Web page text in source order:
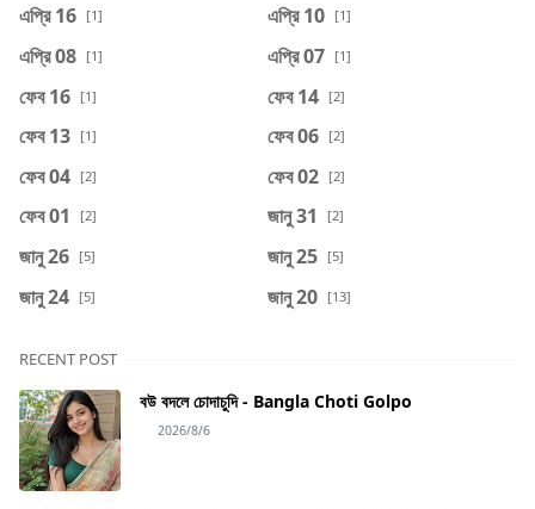
এপ্রি 16 [1] এপ্রি 10 [1]
এপ্রি 08 [1] এপ্রি 07 [1]
ফেব 16 [1] ফেব 14 [2]
ফেব 13 [1] ফেব 06 [2]
ফেব 04 [2] ফেব 02 [2]
ফেব 01 [2] জানু 31 [2]
জানু 26 [5] জানু 25 [5]
জানু 24 [5] জানু 20 [13]
RECENT POST
বউ বদলে চোদাচুদি - Bangla Choti Golpo
2026/8/6